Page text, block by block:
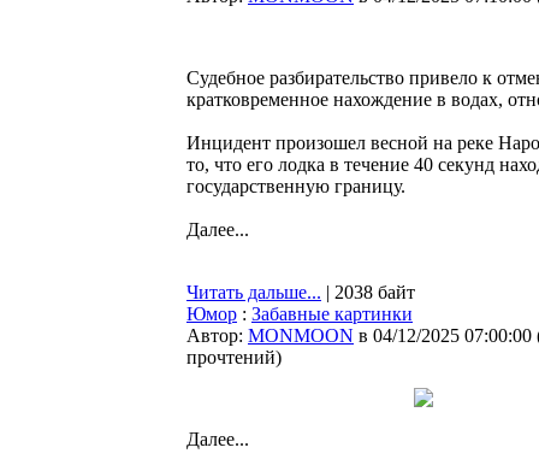
Судебное разбирательство привело к
кратковременное нахождение в водах,
Инцидент произошел весной на реке
то, что его лодка в течение 40 секунд
государственную границу.
Далее...
Читать дальше... | 2038 байт
Юмор : Забавные картинки
Автор: MONMOON в 04/12/2025 07:00:00
прочтений)
Далее...